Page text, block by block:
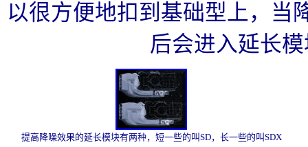
以很方便地扣到基础型上，当
后会进入延长
提高降噪效果的延长模块有两种，短一些的叫SD，长一些的叫SDX